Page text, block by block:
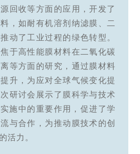
回收等方面的应用，开发了
，如耐有机溶剂纳滤膜、二
动了工业过程的绿色转型。
于高性能膜材料在二氧化碳
等方面的研究，通过膜材料
升，为应对全球气候变化提
研讨会展示了膜科学与技术
施中的重要作用，促进了学
与合作，为推动膜技术的创
活力。